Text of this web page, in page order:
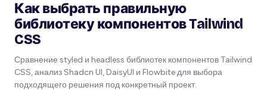
Как выбрать правильную
библиотеку компонентов Tailwind
CSS
Сравнение styled и headless библиотек компонентов Tailwind
CSS, анализ Shadcn UI, DaisyUI и Flowbite для выбора
подходящего решения под конкретный проект.